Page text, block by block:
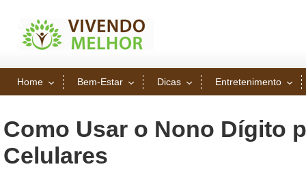
Home Bem-Estar Dicas Entretenimento
Como Usar o Nono Dígito
Celulares